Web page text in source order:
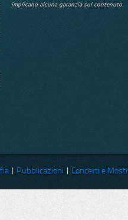
implicano alcuna garanzia sul contenuto.
Pubblicazioni Concerti e